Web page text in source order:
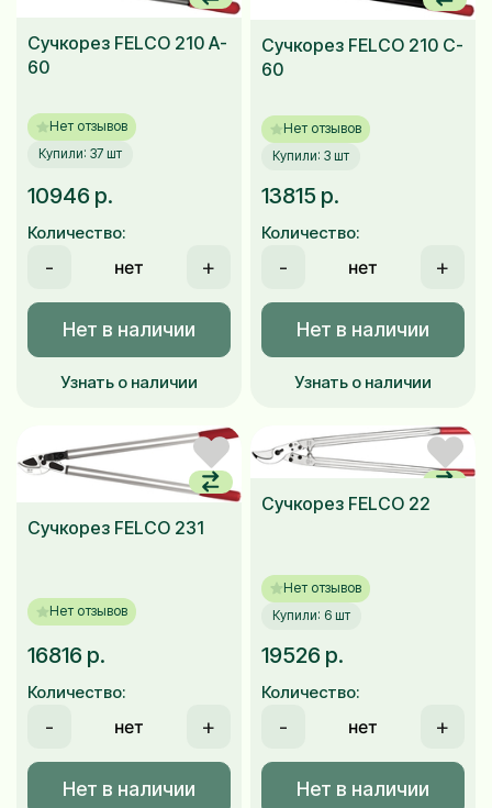
Сучкорез FELCO 210 A-
60
Нет отзывов
Купили: 37 шт
10946 р.
Количество:
- +
Нет в наличии
Узнать о наличии
Сучкорез FELCO 210 C-
60
Нет отзывов
Купили: 3 шт
13815 р.
Количество:
- +
Нет в наличии
Узнать о наличии
Сучкорез FELCO 231
Нет отзывов
16816 р.
Количество:
- +
Нет в наличии
Сучкорез FELCO 22
Нет отзывов
Купили: 6 шт
19526 р.
Количество:
- +
Нет в наличии